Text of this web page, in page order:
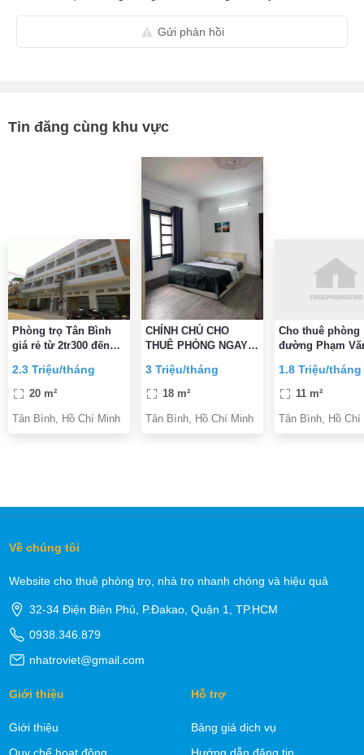
Gửi phản hồi
Tin đăng cùng khu vực
Phòng trọ Tân Bình
giá rẻ từ 2tr300 đến
2.3 Triệu/tháng
20 m²
Tân Bình, Hồ Chí Minh
CHÍNH CHỦ CHO
THUÊ PHÒNG NGAY
ĐẦY ĐỦ TIỆN
NGHI,VỆ SINH TRONG
3 Triệu/tháng
18 m²
Tân Bình, Hồ Chí Minh
Cho thuê phòng
đường Phạm
Bình gần CMT8
Bình
1.8 Triệu/tháng
11 m²
Tân Bình, Hồ Chí
Về chúng tôi
Website cho thuê phòng trọ, nhà trọ nhanh chóng và hiệu quả
32-34 Điện Biên Phủ, P.Đakao, Quận 1, TP.HCM
0938.346.879
nhatroviet@gmail.com
Giới thiệu
Giới thiệu
Hỗ trợ
Bảng giá dịch vụ